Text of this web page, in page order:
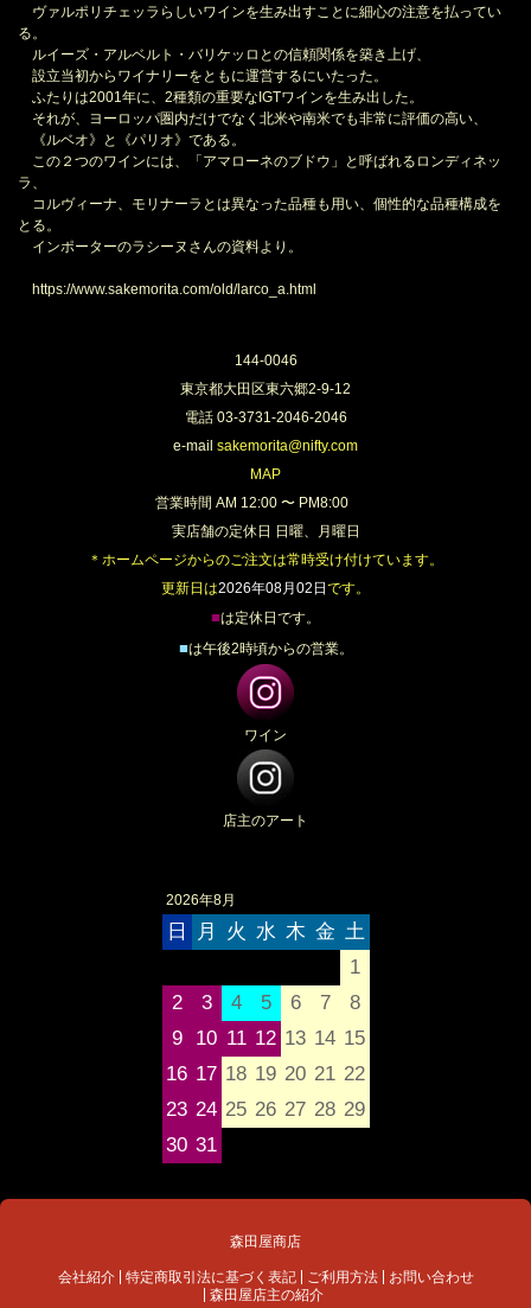
ヴァルポリチェッラらしいワインを生み出すことに細心の注意を払ってい
る。
ルイーズ・アルベルト・バリケッロとの信頼関係を築き上げ、
設立当初からワイナリーをともに運営するにいたった。
ふたりは2001年に、2種類の重要なIGTワインを生み出した。
それが、ヨーロッパ圏内だけでなく北米や南米でも非常に評価の高い、
《ルベオ》と《パリオ》である。
この２つのワインには、「アマローネのブドウ」と呼ばれるロンディネッ
ラ、
コルヴィーナ、モリナーラとは異なった品種も用い、個性的な品種構成を
とる。
インポーターのラシーヌさんの資料より。
https://www.sakemorita.com/old/larco_a.html
144-0046
東京都大田区東六郷2-9-12
電話 03-3731-2046-2046
e-mail sakemorita@nifty.com
MAP
営業時間 AM 12:00 〜 PM8:00
実店舗の定休日 日曜、月曜日
＊ホームページからのご注文は常時受け付けています。
更新日は2026年08月02日です。
■は定休日です。
■は午後2時頃からの営業。
ワイン
店主のアート
2026年8月
日 月 火 水 木 金 土
1
2
3 4 5 6 7
8
9
10 11 12 13 14 15
16 17 18 19 20 21 22
23 24 25 26 27 28 29
30 31
森田屋商店
会社紹介 特定商取引法に基づく表記 ご利用方法
お問い合わせ
森田屋店主の紹介